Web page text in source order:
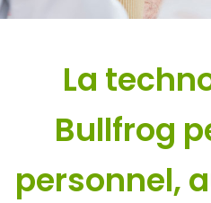
La
Bullfrog
personnel,